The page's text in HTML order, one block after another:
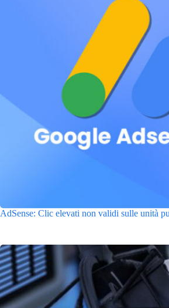
AdSense: Clic elevati non validi sulle unità